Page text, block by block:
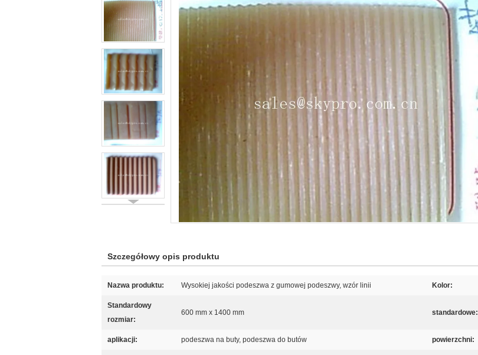
Szczegółowy opis produktu
Nazwa produktu: Wysokiej jakości podeszwa z gumowej podeszwy, wzór linii Kolor:
Standardowy
rozmiar:
600 mm x 1400 mm standardowe:
aplikacji: podeszwa na buty, podeszwa do butów powierzchni: